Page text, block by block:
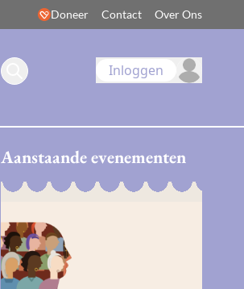
Doneer Contact Over Ons
Inloggen
Aanstaande evenementen